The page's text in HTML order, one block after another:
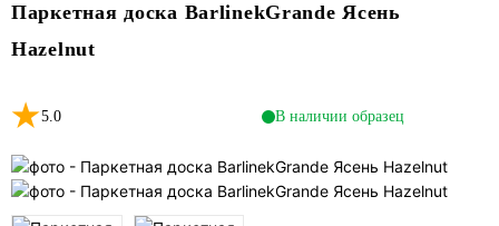
Паркетная доска BarlinekGrande Ясень
Hazelnut
5.0 В наличии образец